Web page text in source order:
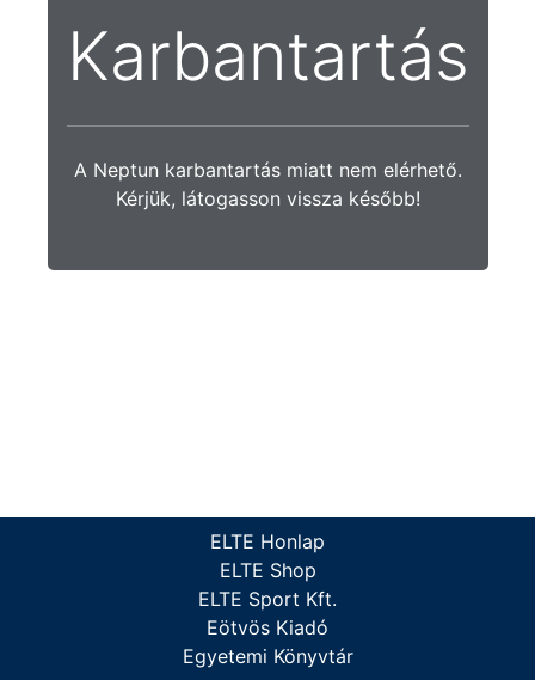
Karbantartás
A Neptun karbantartás miatt nem elérhető.
Kérjük, látogasson vissza később!
ELTE Honlap
ELTE Shop
ELTE Sport Kft.
Eötvös Kiadó
Egyetemi Könyvtár